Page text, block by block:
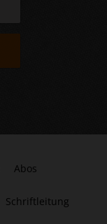
Abos
Schriftleitung